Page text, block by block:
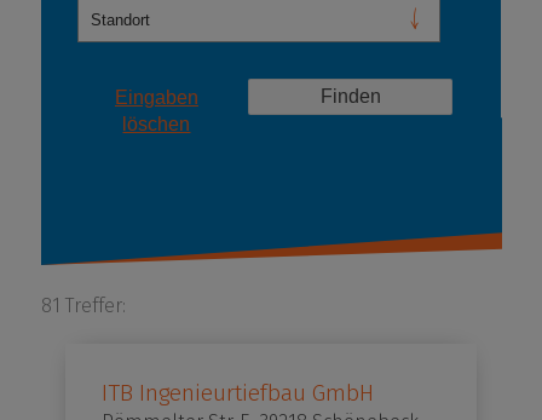
Eingaben
löschen
81 Treffer:
ITB Ingenieurtiefbau GmbH